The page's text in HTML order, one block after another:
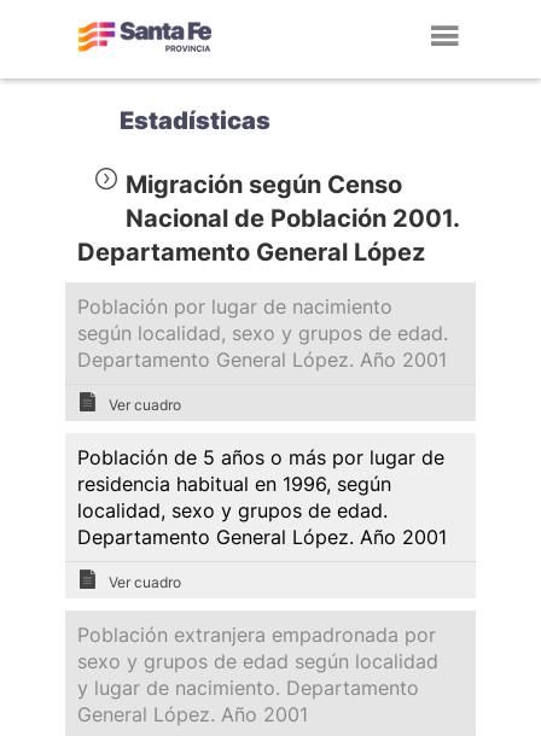
Estadísticas
Migración según Censo
Nacional de Población 2001.
Departamento General López
Población por lugar de nacimiento
según localidad, sexo y grupos de edad.
Departamento General López. Año 2001
Ver cuadro
Población de 5 años o más por lugar de
residencia habitual en 1996, según
localidad, sexo y grupos de edad.
Departamento General López. Año 2001
Ver cuadro
Población extranjera empadronada por
sexo y grupos de edad según localidad
y lugar de nacimiento. Departamento
General López. Año 2001